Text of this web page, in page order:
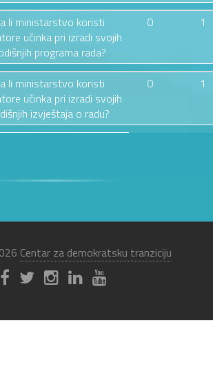
li ministarstvo koristi
učinka pri izradi svojih
programa rada?
0 1
li ministarstvo koristi
učinka pri izradi svojih
izvještaja o radu?
0 1
Centar za demokratsku tranziciju